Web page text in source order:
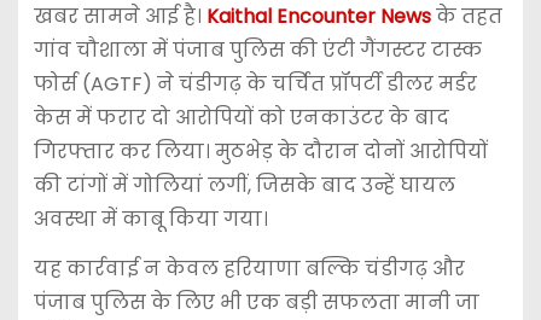
खबर सामने आई है। Kaithal Encounter Newsके तहत
गांव चौशाला में पंजाब पुलिस की एंटी गैंगस्टर टास्क
फोर्स (AGTF) ने चंडीगढ़ के चर्चित प्रॉपर्टी डीलर मर्डर
केस में फरार दो आरोपियों को एनकाउंटर के बाद
गिरफ्तार कर लिया। मुठभेड़ के दौरान दोनों आरोपियों
की टांगों में गोलियां लगीं, जिसके बाद उन्हें घायल
अवस्था में काबू किया गया।
यह कार्रवाई न केवल हरियाणा बल्किचंडीगढ़और
पंजाब पुलिस के लिए भी एक बड़ी सफलता मानी जा